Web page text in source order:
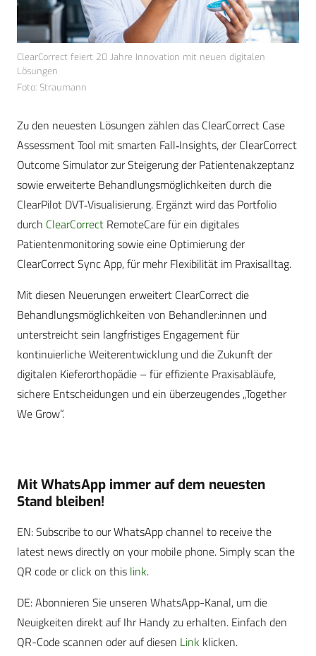
ClearCorrect feiert 20 Jahre Innovation mit neuen digitalen
Lösungen
Foto: Straumann
Zu den neuesten Lösungen zählen das ClearCorrect Case
Assessment Tool mit smarten Fall‑Insights, der ClearCorrect
Outcome Simulator zur Steigerung der Patientenakzeptanz
sowie erweiterte Behandlungsmöglichkeiten durch die
ClearPilot DVT‑Visualisierung. Ergänzt wird das Portfolio
durch ClearCorrect RemoteCare für ein digitales
Patientenmonitoring sowie eine Optimierung der
ClearCorrect Sync App, für mehr Flexibilität im Praxisalltag.
Mit diesen Neuerungen erweitert ClearCorrect die
Behandlungsmöglichkeiten von Behandler:innen und
unterstreicht sein langfristiges Engagement für
kontinuierliche Weiterentwicklung und die Zukunft der
digitalen Kieferorthopädie – für effiziente Praxisabläufe,
sichere Entscheidungen und ein überzeugendes „Together
We Grow“.
Mit WhatsApp immer auf dem neuesten
Stand bleiben!
EN: Subscribe to our WhatsApp channel to receive the
latest news directly on your mobile phone. Simply scan the
QR code or click on this link.
DE: Abonnieren Sie unseren WhatsApp-Kanal, um die
Neuigkeiten direkt auf Ihr Handy zu erhalten. Einfach den
QR-Code scannen oder auf diesen Link klicken.